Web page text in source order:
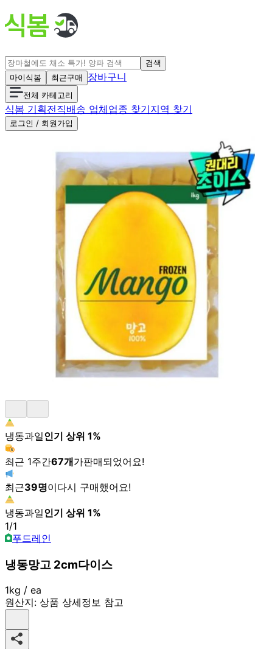
검색
마이식봄
최근구매 장바구니
전체 카테고리
식봄 기획전직배송 업체업종 찾기지역 찾기
로그인 / 회원가입
냉동과일인기 상위 1%
최근 1주간67개가판매되었어요!
최근39명이다시 구매했어요!
냉동과일인기 상위 1%
1/1
푸드레인
냉동망고 2cm다이스
1kg / ea
원산지: 상품 상세정보 참고